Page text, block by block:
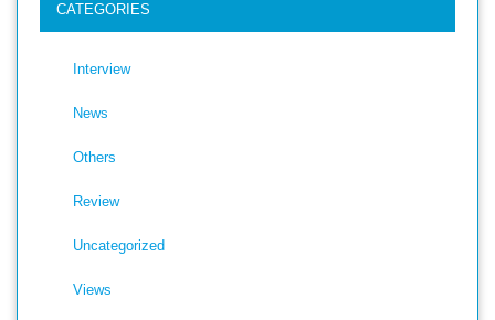
CATEGORIES
Interview
News
Others
Review
Uncategorized
Views